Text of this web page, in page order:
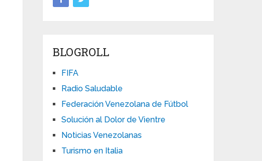
BLOGROLL
FIFA
Radio Saludable
Federación Venezolana de Fútbol
Solución al Dolor de Vientre
Noticias Venezolanas
Turismo en Italia